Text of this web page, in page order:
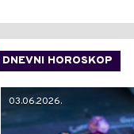
DNEVNI HOROSKOP
03.06.2026.